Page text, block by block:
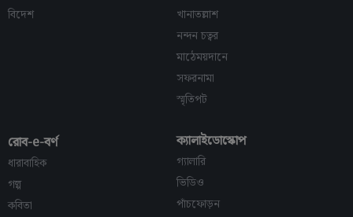
বিদেশ
খানাতল্লাশ
নন্দন চত্বর
মাঠেময়দানে
সফরনামা
স্মৃতিপট
রোব-e-বর্ণ
ধারাবাহিক
গল্প
কবিতা
ক্যালাইডোস্কোপ
গ্যালারি
ভিডিও
পাঁচফোড়ন